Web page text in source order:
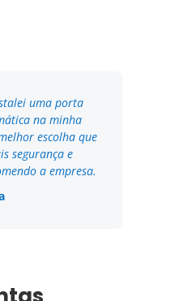
uma porta
na minha
escolha que
segurança e
a empresa.